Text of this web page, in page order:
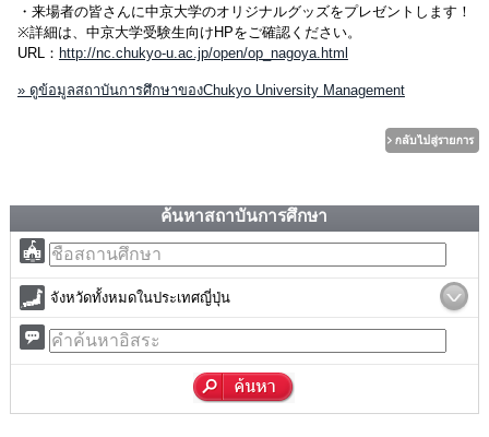
・来場者の皆さんに中京大学のオリジナルグッズをプレゼントします！
※詳細は、中京大学受験生向けHPをご確認ください。
URL： http://nc.chukyo-u.ac.jp/open/op_nagoya.html
» ดูข้อมูลสถาบันการศึกษาของChukyo University Management
ค้นหาสถาบันการศึกษา
จังหวัดทั้งหมดในประเทศญี่ปุ่น